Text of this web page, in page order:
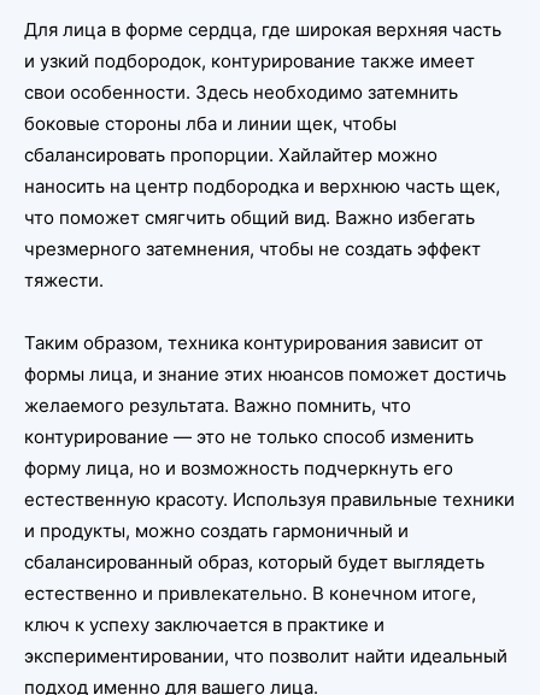
Для лица в форме сердца, где широкая верхняя часть
и узкий подбородок, контурирование также имеет
свои особенности. Здесь необходимо затемнить
боковые стороны лба и линии щек, чтобы
сбалансировать пропорции. Хайлайтер можно
наносить на центр подбородка и верхнюю часть щек,
что поможет смягчить общий вид. Важно избегать
чрезмерного затемнения, чтобы не создать эффект
тяжести.
Таким образом, техника контурирования зависит от
формы лица, и знание этих нюансов поможет достичь
желаемого результата. Важно помнить, что
контурирование — это не только способ изменить
форму лица, но и возможность подчеркнуть его
естественную красоту. Используя правильные техники
и продукты, можно создать гармоничный и
сбалансированный образ, который будет выглядеть
естественно и привлекательно. В конечном итоге,
ключ к успеху заключается в практике и
экспериментировании, что позволит найти идеальный
подход именно для вашего лица.